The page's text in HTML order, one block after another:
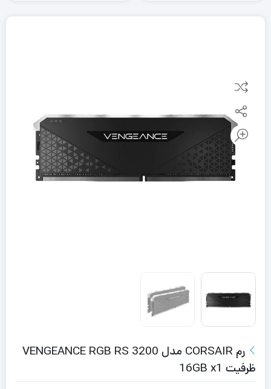
رم CORSAIR مدل VENGEANCE RGB RS 3200
ظرفیت 16GB x1